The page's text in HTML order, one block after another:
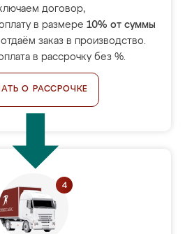
договор,
в размере 10% от суммы
заказ в производство.
в рассрочку без %.
О РАССРОЧКЕ